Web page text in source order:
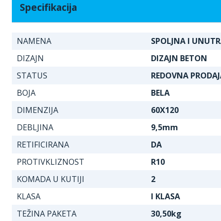
Specifikacija
NAMENA
SPOLJNA I
DIZAJN
DIZAJN BETON
STATUS
REDOVNA
BOJA
BELA
DIMENZIJA
60X120
DEBLJINA
9,5mm
RETIFICIRANA
DA
PROTIVKLIZNOST
R10
KOMADA U KUTIJI
2
KLASA
I KLASA
TEŽINA PAKETA
30,50kg